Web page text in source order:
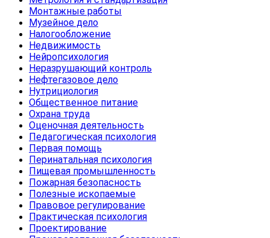
Монтажные работы
Музейное дело
Налогообложение
Недвижимость
Нейропсихология
Неразрушающий контроль
Нефтегазовое дело
Нутрициология
Общественное питание
Охрана труда
Оценочная деятельность
Педагогическая психология
Первая помощь
Перинатальная психология
Пищевая промышленность
Пожарная безопасность
Полезные ископаемые
Правовое регулирование
Практическая психология
Проектирование